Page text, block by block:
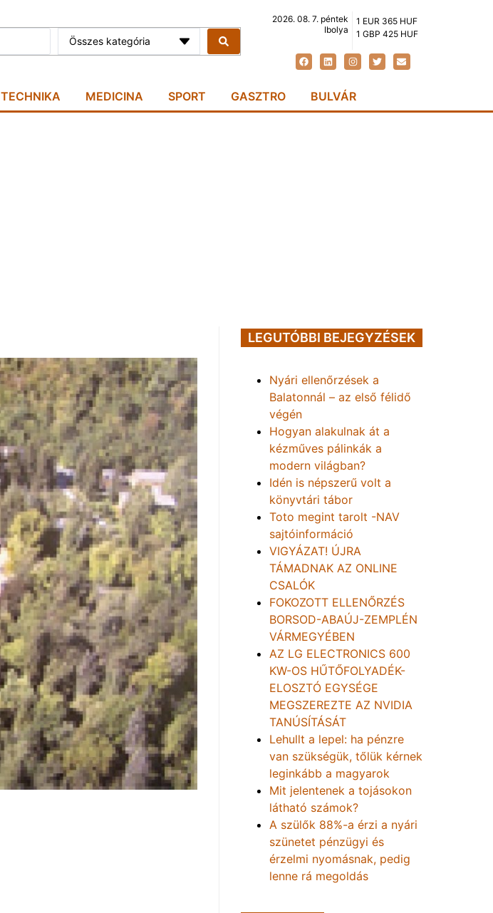
Összes kategória
2026. 08. 7. péntek
Ibolya
1 EUR 365 HUF
1 GBP 425 HUF
TECHNIKA MEDICINA SPORT GASZTRO BULVÁR
LEGUTÓBBI BEJEGYZÉSEK
Nyári ellenőrzések a
Balatonnál – az első félidő
végén
Hogyan alakulnak át a
kézműves pálinkák a
modern világban?
Idén is népszerű volt a
könyvtári tábor
Toto megint tarolt -NAV
sajtóinformáció
VIGYÁZAT! ÚJRA
TÁMADNAK AZ ONLINE
CSALÓK
FOKOZOTT ELLENŐRZÉS
BORSOD-ABAÚJ-ZEMPLÉN
VÁRMEGYÉBEN
AZ LG ELECTRONICS 600
KW-OS HŰTŐFOLYADÉK-
ELOSZTÓ EGYSÉGE
MEGSZEREZTE AZ NVIDIA
TANÚSÍTÁSÁT
Lehullt a lepel: ha pénzre
van szükségük, tőlük kérnek
leginkább a magyarok
Mit jelentenek a tojásokon
látható számok?
A szülők 88%-a érzi a nyári
szünetet pénzügyi és
érzelmi nyomásnak, pedig
lenne rá megoldás